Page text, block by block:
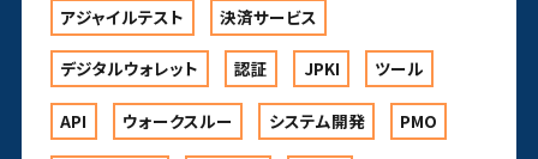
アジャイルテスト 決済サービス
デジタルウォレット 認証 JPKI ツール
API ウォークスルー システム開発 PMO